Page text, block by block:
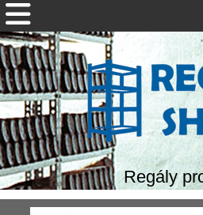
Regály